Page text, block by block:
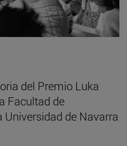
del Premio Luka
Facultad de
de Navarra